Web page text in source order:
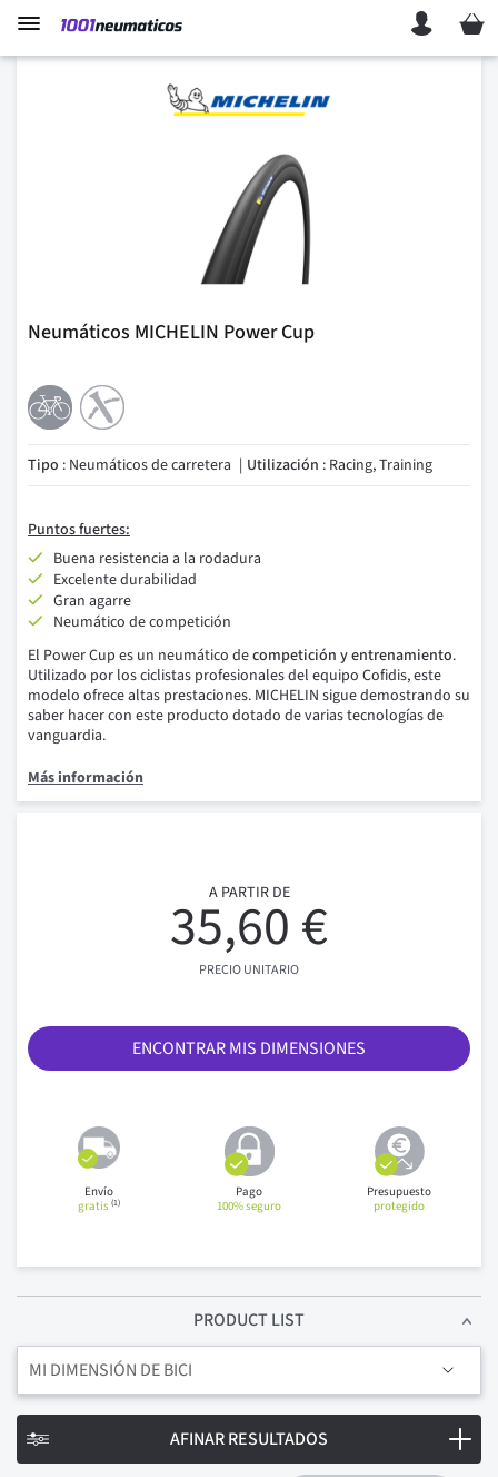
Mi
Neumáticos MICHELIN Power Cup
Tipo : Neumáticos de carretera Utilización : Racing, Training
Puntos fuertes:
Buena resistencia a la rodadura
Excelente durabilidad
Gran agarre
Neumático de competición
El Power Cup es un neumático decompetición y entrenamiento.
Utilizado por los ciclistas profesionales del equipo Cofidis, este
modelo ofrece altas prestaciones. MICHELIN sigue demostrando su
saber hacer con este producto dotado de varias tecnologías de
vanguardia.
Más información
A PARTIR DE
35,60 €
PRECIO UNITARIO
ENCONTRAR MIS DIMENSIONES
Envío
gratis(1)
Pago
100% seguro
Presupuesto
protegido
PRODUCT LIST
MI DIMENSIÓN DE BICI
AFINAR RESULTADOS